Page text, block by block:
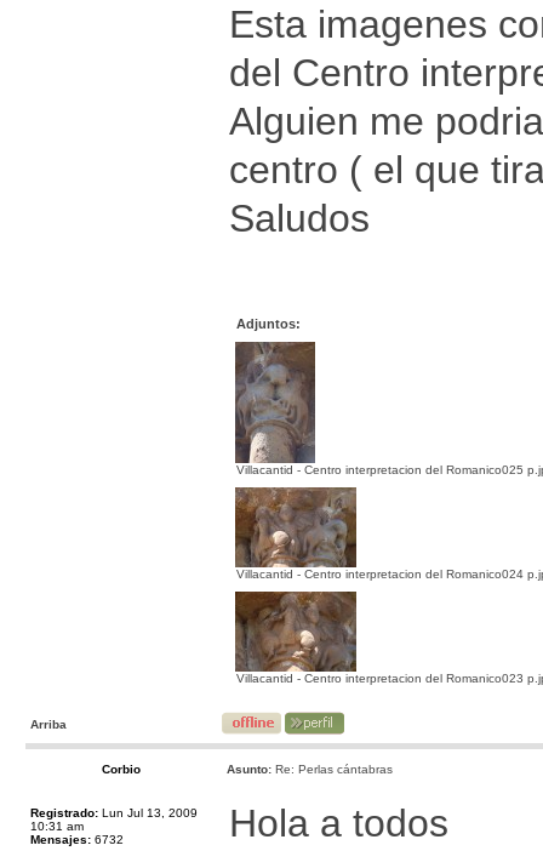
Esta imagenes
del Centro
Alguien me
centro ( el que
Saludos
Adjuntos:
Villacantid - Centro interpretacion del Romanico025
Villacantid - Centro interpretacion del Romanico024
Villacantid - Centro interpretacion del Romanico023
Arriba
Corbio Asunto: Re: Perlas cántabras
Registrado: Lun Jul 13, 2009
10:31 am
Mensajes: 6732 Hola a todos